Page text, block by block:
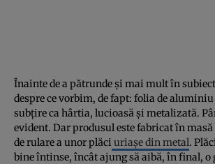
Înainte de a pătrunde și mai mult în
despre ce vorbim, de fapt: folia de aluminiu
subțire ca hârtia, lucioasă și metalizată.
evident. Dar produsul este fabricat în
de rulare a unor plăci uriașe din metal.
bine întinse, încât ajung să aibă, în final, o